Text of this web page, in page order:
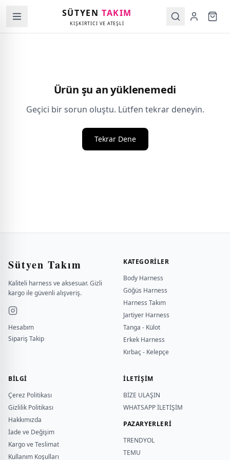
SÜTYENTAKIM
KIŞKIRTICI VE ATEŞLİ
Ürün şu an yüklenemedi
Geçici bir sorun oluştu. Lütfen tekrar deneyin.
Tekrar Dene
Sütyen Takım
Kaliteli harness ve aksesuar. Gizli
kargo ile güvenli alışveriş.
Hesabım
Sipariş Takip
KATEGORILER
Body Harness
Göğüs Harness
Harness Takım
Jartiyer Harness
Tanga - Külot
Erkek Harness
Kırbaç - Kelepçe
BILGI
Çerez Politikası
Gizlilik Politikası
Hakkımızda
İade ve Değişim
Kargo ve Teslimat
Kullanım Koşulları
İLETİŞİM
BİZE ULAŞIN
WHATSAPP İLETİŞİM
PAZARYERLERİ
TRENDYOL
TEMU